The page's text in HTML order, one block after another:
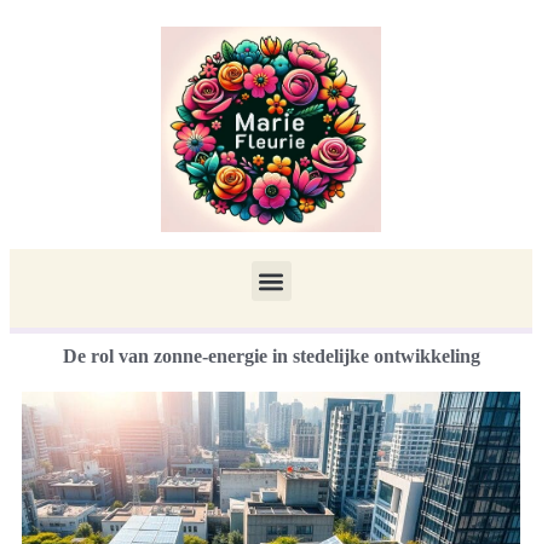
De rol van zonne-energie in stedelijke ontwikkeling